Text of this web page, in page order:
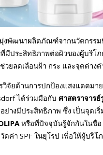
มุ่งพัฒนาผลิตภัณฑ์จากนวัตกร
มีประสิทธิภาพต่อผิวของผู้บริโ
วยลดเลือนฝ้า กระ และจุดด่าง
วิจัยด้านการปกป้องแสงแดดม
ได้ร่วมมือกับ ศาสตราจาร
ย่างมีประสิทธิภาพ ซึ่ง เป็นจุด
หรือที่ปัจจุบันรู้จักกันในชื่อ
ดค่า SPF ในยุโรป เพื่อให้ผู้บ